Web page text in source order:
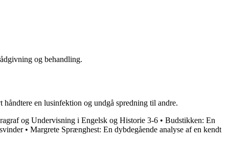
og behandling.
en lusinfektion og undgå spredning til andre.
og Undervisning i Engelsk og Historie 3-6 • Budstikken: En
• Margrete Sprænghest: En dybdegående analyse af en kendt